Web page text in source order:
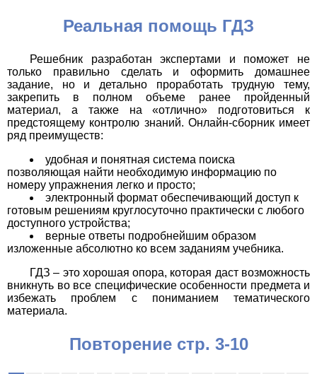
Реальная помощь ГДЗ
Решебник разработан экспертами и поможет не
только правильно сделать и оформить домашнее
задание, но и детально проработать трудную тему,
закрепить в полном объеме ранее пройденный
материал, а также на «отлично» подготовиться к
предстоящему контролю знаний. Онлайн-сборник имеет
ряд преимуществ:
удобная и понятная система поиска
позволяющая найти необходимую информацию по
номеру упражнения легко и просто;
электронный формат обеспечивающий доступ к
готовым решениям круглосуточно практически с любого
доступного устройства;
верные ответы подробнейшим образом
изложенные абсолютно ко всем заданиям учебника.
ГДЗ – это хорошая опора, которая даст возможность
вникнуть во все специфические особенности предмета и
избежать проблем с пониманием тематического
материала.
Повторение стр. 3-10